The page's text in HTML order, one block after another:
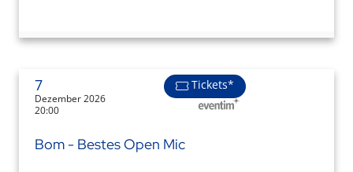
7
Dezember 2026
20:00
Tickets*
Bom - Bestes Open Mic